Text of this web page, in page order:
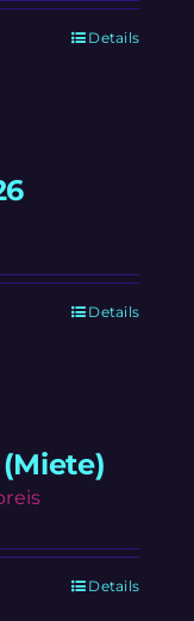
Details
Details
Details